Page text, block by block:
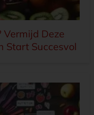
Vermijd Deze
Start Succesvol